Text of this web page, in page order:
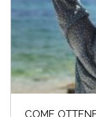
COME